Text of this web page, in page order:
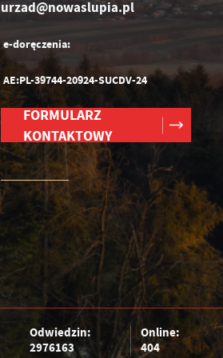
urzad@nowaslupia.pl
e-doręczenia:
AE:PL-39744-20924-SUCDV-24
FORMULARZ
KONTAKTOWY
Odwiedzin:
2976163
Online:
404